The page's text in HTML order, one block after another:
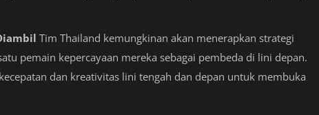
Tim Thailand kemungkinan akan menerapkan strategi
pemain kepercayaan mereka sebagai pembeda di lini depan.
dan kreativitas lini tengah dan depan untuk membuka